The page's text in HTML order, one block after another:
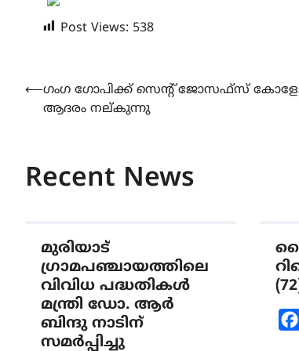
Post Views: 538
Post
navigation
⟵ഗംഗ ഗോപിക്ക് സെന്റ് ജോസഫ്‌സ്
ആദരം നല്കുന്നു
Recent News
മുരിയാട്
ഗ്രാമപഞ്ചായത്തിലെ
വിവിധ പദ്ധതികൾ
മന്ത്രി ഡോ. ആർ
ബിന്ദു നാടിന്
സമർപ്പിച്ചു